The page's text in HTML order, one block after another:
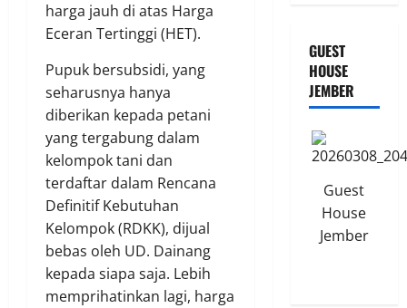
harga jauh di atas Harga
Eceran Tertinggi (HET).
Pupuk bersubsidi, yang
seharusnya hanya
diberikan kepada petani
yang tergabung dalam
kelompok tani dan
terdaftar dalam Rencana
Definitif Kebutuhan
Kelompok (RDKK), dijual
bebas oleh UD. Dainang
kepada siapa saja. Lebih
memprihatinkan lagi, harga
GUEST
HOUSE
JEMBER
Guest
House
Jember